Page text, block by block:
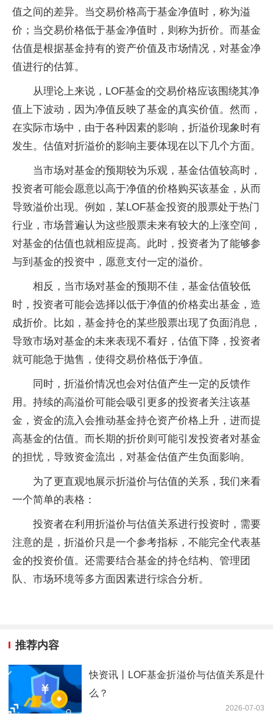
值之间的差异。当交易价格高于基金净值时，称为溢
价；当交易价格低于基金净值时，则称为折价。而基金
估值是根据基金持有的资产价值及市场情况，对基金净
值进行的估算。
从理论上来说，LOF基金的交易价格应该围绕其净
值上下波动，因为净值反映了基金的真实价值。然而，
在实际市场中，由于各种因素的影响，折溢价现象时有
发生。估值对折溢价的影响主要体现在以下几个方面。
当市场对基金的预期较为乐观，基金估值较高时，
投资者可能会愿意以高于净值的价格购买该基金，从而
导致溢价出现。例如，某LOF基金投资的股票处于热门
行业，市场普遍认为这些股票未来有较大的上涨空间，
对基金的估值也就相应提高。此时，投资者为了能够参
与到基金的投资中，愿意支付一定的溢价。
相反，当市场对基金的预期不佳，基金估值较低
时，投资者可能会选择以低于净值的价格卖出基金，造
成折价。比如，基金持仓的某些股票出现了负面消息，
导致市场对基金的未来表现不看好，估值下降，投资者
就可能急于抛售，使得交易价格低于净值。
同时，折溢价情况也会对估值产生一定的反馈作
用。持续的高溢价可能会吸引更多的投资者关注该基
金，资金的流入会推动基金持仓资产价格上升，进而提
高基金的估值。而长期的折价则可能引发投资者对基金
的担忧，导致资金流出，对基金估值产生负面影响。
为了更直观地展示折溢价与估值的关系，我们来看
一个简单的表格：
投资者在利用折溢价与估值关系进行投资时，需要
注意的是，折溢价只是一个参考指标，不能完全代表基
金的投资价值。还需要结合基金的持仓结构、管理团
队、市场环境等多方面因素进行综合分析。
推荐内容
快资讯丨LOF基金折溢价与估值关系是什
么？
2026-07-03